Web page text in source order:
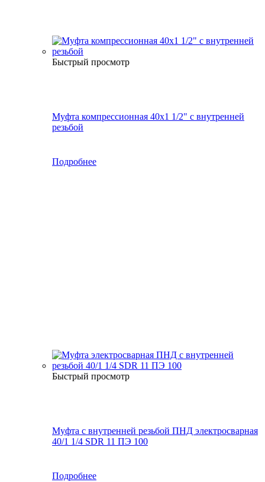
Быстрый просмотр
Муфта компрессионная 40х1 1/2" с внутренней
резьбой
Подробнее
Быстрый просмотр
Муфта с внутренней резьбой ПНД электросварная
40/1 1/4 SDR 11 ПЭ 100
Подробнее